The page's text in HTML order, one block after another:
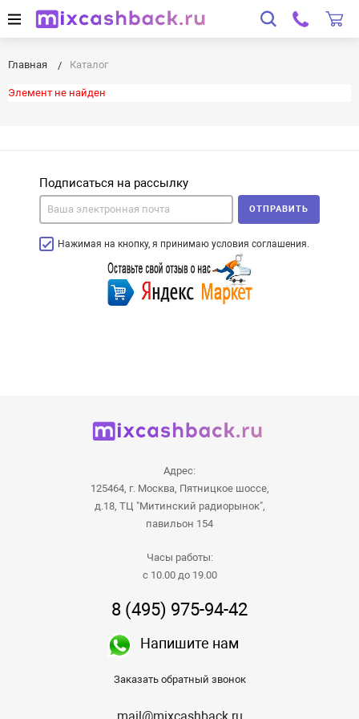
Главная Каталог
Элемент не найден
Подписаться на рассылку
Нажимая на кнопку, я принимаю условия соглашения.
ОТПРАВИТЬ
Адрес:
125464, г. Москва, Пятницкое шоссе,
д.18, ТЦ "Митинский радиорынок",
павильон 154
Часы работы:
с 10.00 до 19.00
8 (495) 975-94-42
Напишите нам
Заказать обратный звонок